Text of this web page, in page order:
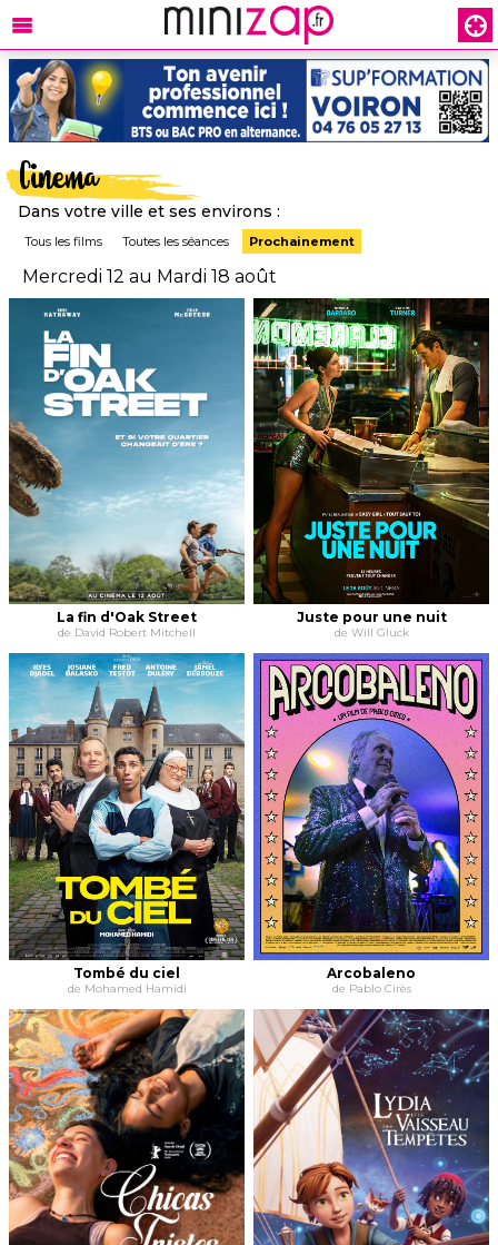
Cinema
Dans votre ville et ses environs :
Tous les films Toutes les séances Prochainement
Mercredi 12 au Mardi 18 août
La fin d'Oak Street
de David Robert Mitchell
Juste pour une nuit
de Will Gluck
Tombé du ciel
de Mohamed Hamidi
Arcobaleno
de Pablo Cirès